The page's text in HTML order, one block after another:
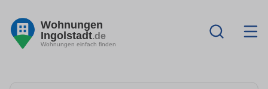
Wohnungen
Ingolstadt.de
Wohnungen einfach finden